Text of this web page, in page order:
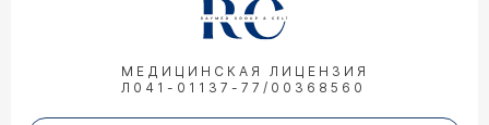
МЕДИЦИНСКАЯ ЛИЦЕНЗИЯ
Л041-01137-77/00368560